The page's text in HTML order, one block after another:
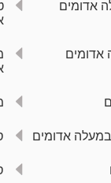
אדומים
אדומים
אדומים